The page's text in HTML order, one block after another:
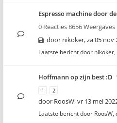
Espresso machine door
0 Reacties 8656 Weergaves
door nikoker,za 05 nov
Laatste bericht door nikoker,
Hoffmann op zijn best :D
1 2
door RoosW,vr 13 mei
Laatste bericht door RoosW,